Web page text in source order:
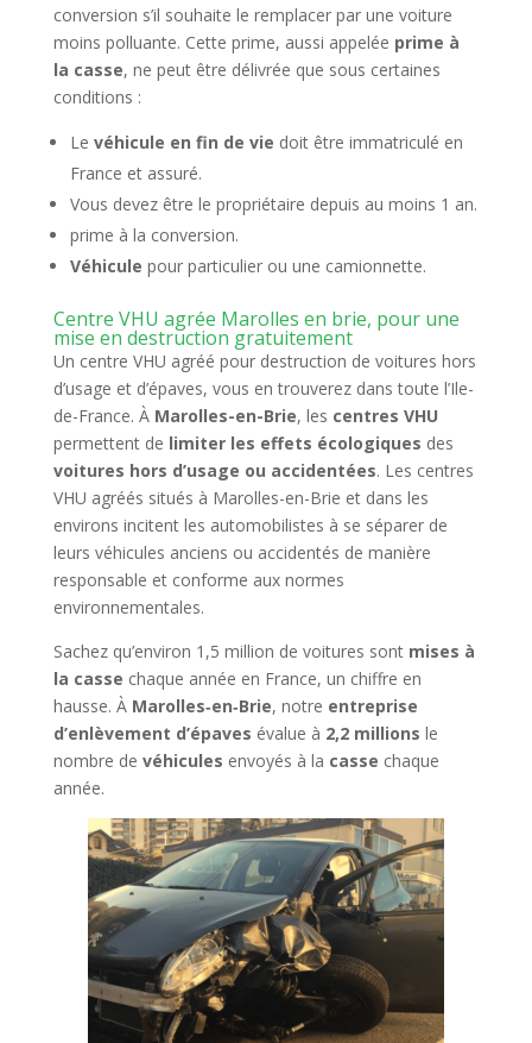
conversion s’il souhaite le remplacer par une voiture
moins polluante. Cette prime, aussi appelée prime à
la casse, ne peut être délivrée que sous certaines
conditions :
Le véhicule en fin de vie doit être immatriculé en
France et assuré.
Vous devez être le propriétaire depuis au moins 1 an.
prime à la conversion.
Véhicule pour particulier ou une camionnette.
Centre VHU agrée Marolles en brie, pour une
mise en destruction gratuitement
Un centre VHU agréé pour destruction de voitures hors
d’usage et d’épaves, vous en trouverez dans toute l’Ile-
de-France. À Marolles-en-Brie, les centres VHU
permettent de limiter les effets écologiques des
voitures hors d’usage ou accidentées. Les centres
VHU agréés situés à Marolles-en-Brie et dans les
environs incitent les automobilistes à se séparer de
leurs véhicules anciens ou accidentés de manière
responsable et conforme aux normes
environnementales.
Sachez qu’environ 1,5 million de voitures sont mises à
la casse chaque année en France, un chiffre en
hausse. À Marolles‑en‑Brie, notre entreprise
d’enlèvement d’épaves évalue à 2,2 millions le
nombre de véhicules envoyés à la casse chaque
année.